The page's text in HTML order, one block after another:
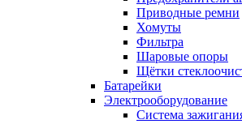
Приводные ремни
Хомуты
Фильтра
Шаровые опоры
Щётки
Батарейки
Электрооборудование
Система